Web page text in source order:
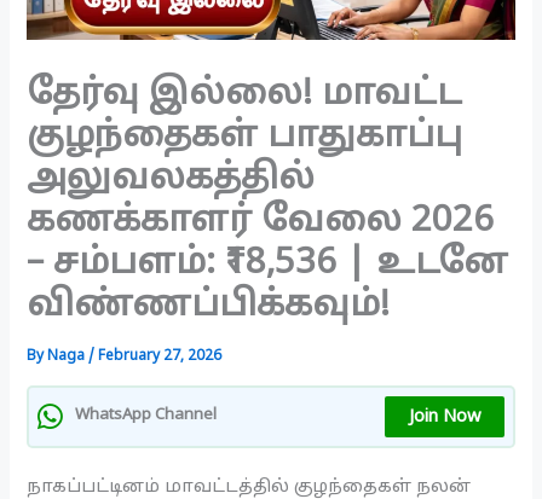
தேர்வு இல்லை! மாவட்ட
குழந்தைகள் பாதுகாப்பு
அலுவலகத்தில்
கணக்காளர் வேலை 2026
– சம்பளம்: ₹18,536 | உடனே
விண்ணப்பிக்கவும்!
ByNaga/February 27, 2026
WhatsApp Channel Join Now
நாகப்பட்டினம் மாவட்டத்தில் குழந்தைகள் நலன்